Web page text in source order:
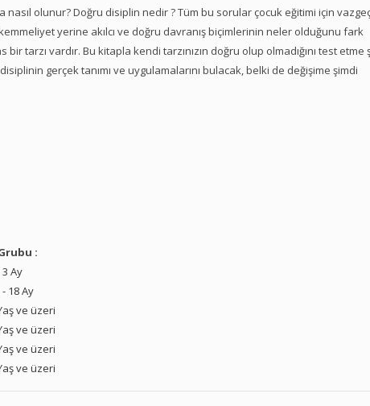
nasıl olunur? Doğru disiplin nedir ? Tüm bu sorular çocuk eğitimi için
yerine akılcı ve doğru davranış biçimlerinin neler olduğunu fark
tarzı vardır. Bu kitapla kendi tarzınızın doğru olup olmadığını test etme
gerçek tanımı ve uygulamalarını bulacak, belki de değişime şimdi
:
3 Ay
- 18 Ay
ve üzeri
ve üzeri
ve üzeri
ve üzeri